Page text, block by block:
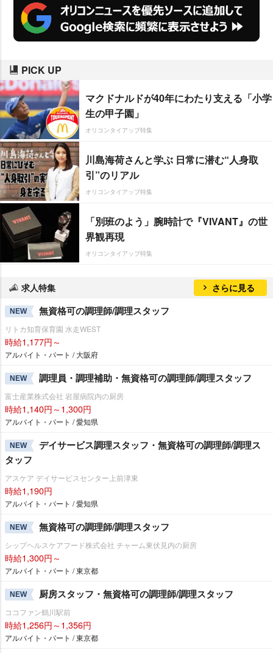
PICK UP
マクドナルドが40年にわたり支える「小学
生の甲子園」
オリコンタイアップ特集
川島海荷さんと学ぶ 日常に潜む“人身取
引”のリアル
オリコンタイアップ特集
「別班のよう」腕時計で『VIVANT』の世
界観再現
オリコンタイアップ特集
求人特集 さらに見る
NEW 無資格可の調理師/調理スタッフ
リトカ知育保育園 水走WEST
時給1,177円～
アルバイト・パート / 大阪府
NEW 調理員・調理補助・無資格可の調理師/調理スタッフ
富士産業株式会社 岩屋病院内の厨房
時給1,140円～1,300円
アルバイト・パート / 愛知県
NEW
デイサービス調理スタッフ・無資格可の調理師/調理ス
タッフ
アスケア デイサービスセンター上前津東
時給1,190円
アルバイト・パート / 愛知県
NEW 無資格可の調理師/調理スタッフ
シップヘルスケアフード株式会社 チャーム東伏見内の厨房
時給1,300円～
アルバイト・パート / 東京都
NEW 厨房スタッフ・無資格可の調理師/調理スタッフ
ココファン鶴川駅前
時給1,256円～1,356円
アルバイト・パート / 東京都